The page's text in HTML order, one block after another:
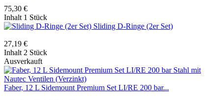
75,30 €
Inhalt 1 Stück
Sliding D-Ringe (2er Set)
27,19 €
Inhalt 2 Stück
Ausverkauft
Faber, 12 L Sidemount Premium Set LI/RE 200 bar...